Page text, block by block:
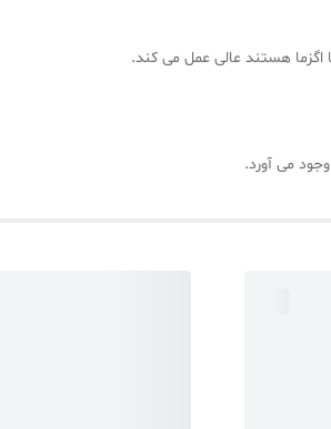
هستند عالی عمل می کند.
می آورد.